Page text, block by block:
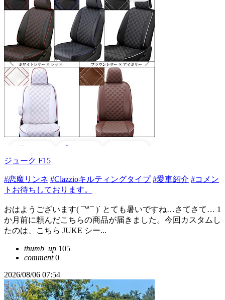
ジューク F15
#恋魔リンネ #Clazzioキルティングタイプ #愛車紹介 #コメン
トお待ちしております。
おはようございます( ¯꒳​¯ )ᐝ とても暑いですね…さてさて… 1
か月前に頼んだこちらの商品が届きました。今回カスタムし
たのは、こちら JUKE シー...
thumb_up 105
comment0
2026/08/06 07:54